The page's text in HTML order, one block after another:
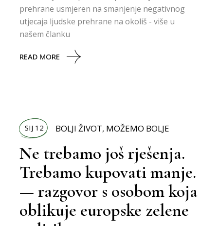
prehrane usmjeren na smanjenje negativnog
utjecaja ljudske prehrane na okoliš - više u
našem članku
READ MORE
SIJ 12 BOLJI ŽIVOT, MOŽEMO BOLJE
Ne trebamo još rješenja.
Trebamo kupovati manje.
— razgovor s osobom koja
oblikuje europske zelene